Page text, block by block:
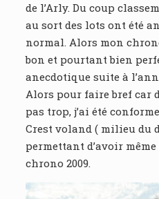
de l’Arly. Du coup
au sort des lots ont été
normal. Alors mon
bon et pourtant bien
anecdotique suite à
Alors pour faire bref car
pas trop, j’ai été
Crest voland ( milieu du
permettant d’avoir
chrono 2009.